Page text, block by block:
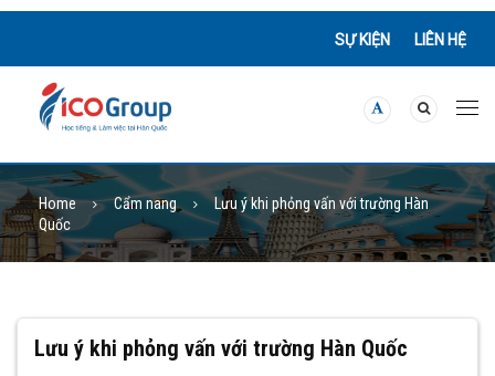
SỰ KIỆN LIÊN HỆ
Home Cẩm nang
Lưu ý khi phỏng vấn với trường Hàn
Quốc
Lưu ý khi phỏng vấn với trường Hàn Quốc